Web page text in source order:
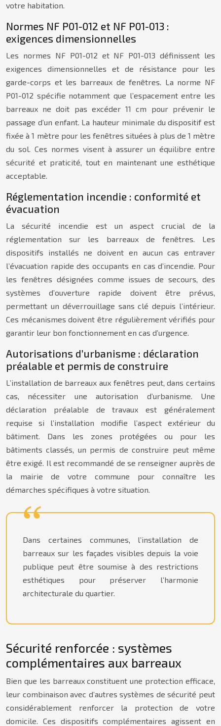
votre habitation.
Normes NF P01-012 et NF P01-013 :
exigences dimensionnelles
Les normes NF P01-012 et NF P01-013 définissent les
exigences dimensionnelles et de résistance pour les
garde-corps et les barreaux de fenêtres. La norme NF
P01-012 spécifie notamment que l’espacement entre les
barreaux ne doit pas excéder 11 cm pour prévenir le
passage d’un enfant. La hauteur minimale du dispositif est
fixée à 1 mètre pour les fenêtres situées à plus de 1 mètre
du sol. Ces normes visent à assurer un équilibre entre
sécurité et praticité, tout en maintenant une esthétique
acceptable.
Réglementation incendie : conformité et
évacuation
La sécurité incendie est un aspect crucial de la
réglementation sur les barreaux de fenêtres. Les
dispositifs installés ne doivent en aucun cas entraver
l’évacuation rapide des occupants en cas d’incendie. Pour
les fenêtres désignées comme issues de secours, des
systèmes d’ouverture rapide doivent être prévus,
permettant un déverrouillage sans clé depuis l’intérieur.
Ces mécanismes doivent être régulièrement vérifiés pour
garantir leur bon fonctionnement en cas d’urgence.
Autorisations d’urbanisme : déclaration
préalable et permis de construire
L’installation de barreaux aux fenêtres peut, dans certains
cas, nécessiter une autorisation d’urbanisme. Une
déclaration préalable de travaux est généralement
requise si l’installation modifie l’aspect extérieur du
bâtiment. Dans les zones protégées ou pour les
bâtiments classés, un permis de construire peut même
être exigé. Il est recommandé de se renseigner auprès de
la mairie de votre commune pour connaître les
démarches spécifiques à votre situation.
Dans certaines communes, l’installation de
barreaux sur les façades visibles depuis la voie
publique peut être soumise à des restrictions
esthétiques pour préserver l’harmonie
architecturale du quartier.
Sécurité renforcée : systèmes
complémentaires aux barreaux
Bien que les barreaux constituent une protection efficace,
leur combinaison avec d’autres systèmes de sécurité peut
considérablement renforcer la protection de votre
domicile. Ces dispositifs complémentaires agissent en